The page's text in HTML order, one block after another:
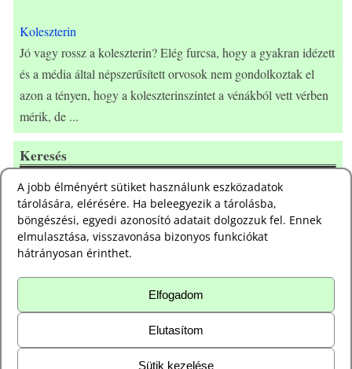
A jobb élményért sütiket használunk eszközadatok
tárolására, elérésére. Ha beleegyezik a tárolásba,
böngészési, egyedi azonosító adatait dolgozzuk fel. Ennek
elmulasztása, visszavonása bizonyos funkciókat
hátrányosan érinthet.
Elfogadom
Elutasítom
Sütik kezelése
Koleszterin
Jó vagy rossz a koleszterin? Elég furcsa, hogy a gyakran idézett
és a média által népszerűsített orvosok nem gondolkoztak el
azon a tényen, hogy a koleszterinszintet a vénákból vett vérben
mérik, de ...
Keresés
Adatkezelési tájékoztató
Adatkezelési
Süti
szabályzat